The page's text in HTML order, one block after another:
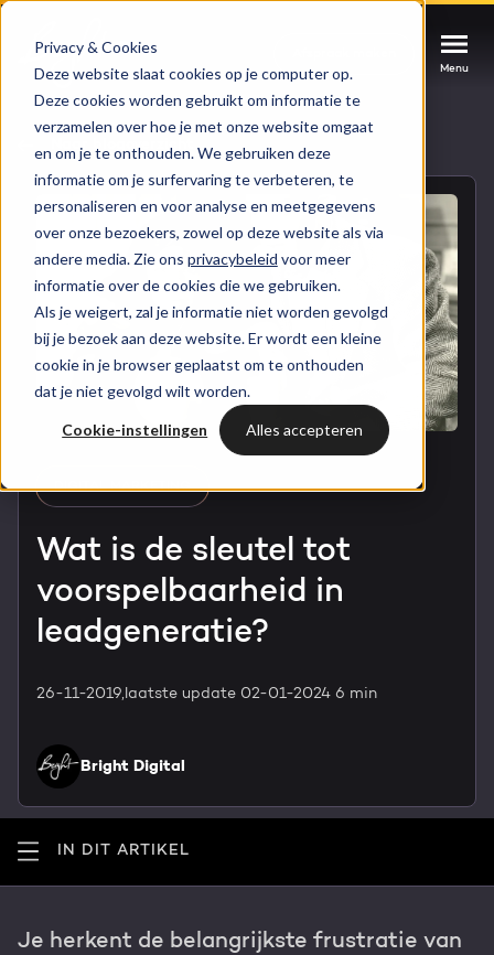
Privacy & Cookies
Deze website slaat cookies op je computer op.
Deze cookies worden gebruikt om informatie te
verzamelen over hoe je met onze website omgaat
en om je te onthouden. We gebruiken deze
informatie om je surfervaring te verbeteren, te
personaliseren en voor analyse en meetgegevens
over onze bezoekers, zowel op deze website als via
andere media. Zie ons privacybeleid voor meer
informatie over de cookies die we gebruiken.
Als je weigert, zal je informatie niet worden gevolgd
bij je bezoek aan deze website. Er wordt een kleine
cookie in je browser geplaatst om te onthouden
dat je niet gevolgd wilt worden.
Cookie-instellingen Alles accepteren
Menu
Menu
HUBSPOT SERVICES
HubSpot implementatie
HubSpot automations
HubSpot integraties
GROWTH SERVICES
Marketing automation
Content & design
Cases
Branches
Bright
WELKOM BIJ BRIGHT
Team
Contact
HubSpot partner
Awards
Inspiratie
Blog
Events & webinars
PORTAL REVIEW
Menu
Could not loads results. Please refresh the
page.
Naar blogoverzicht
DIGITAL MARKETING
Wat is de sleutel tot
voorspelbaarheid in
leadgeneratie?
26-11-2019,laatste update 02-01-2024 6 min
Bright Digital
IN DIT ARTIKEL
Je herkent de belangrijkste frustratie van